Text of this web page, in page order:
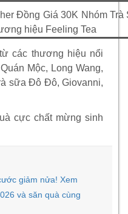
Đồng Giá 30K Nhóm
hiệu Feeling Tea
các thương hiệu nổi
Mộc, Long Wang,
sữa Đô Đô, Giovanni,
cực chất mừng sinh
giảm nửa! Xem
và săn quà cùng